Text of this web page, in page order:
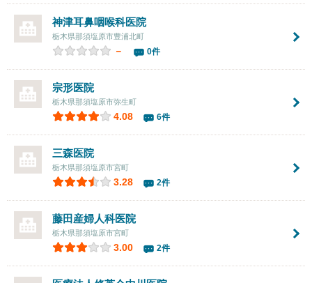
神津耳鼻咽喉科医院
栃木県那須塩原市豊浦北町
－ 0件
宗形医院
栃木県那須塩原市弥生町
4.08 6件
三森医院
栃木県那須塩原市宮町
3.28 2件
藤田産婦人科医院
栃木県那須塩原市宮町
3.00 2件